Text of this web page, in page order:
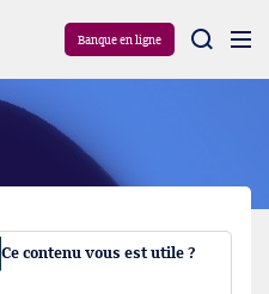
Banque en ligne
Ce contenu vous est utile ?